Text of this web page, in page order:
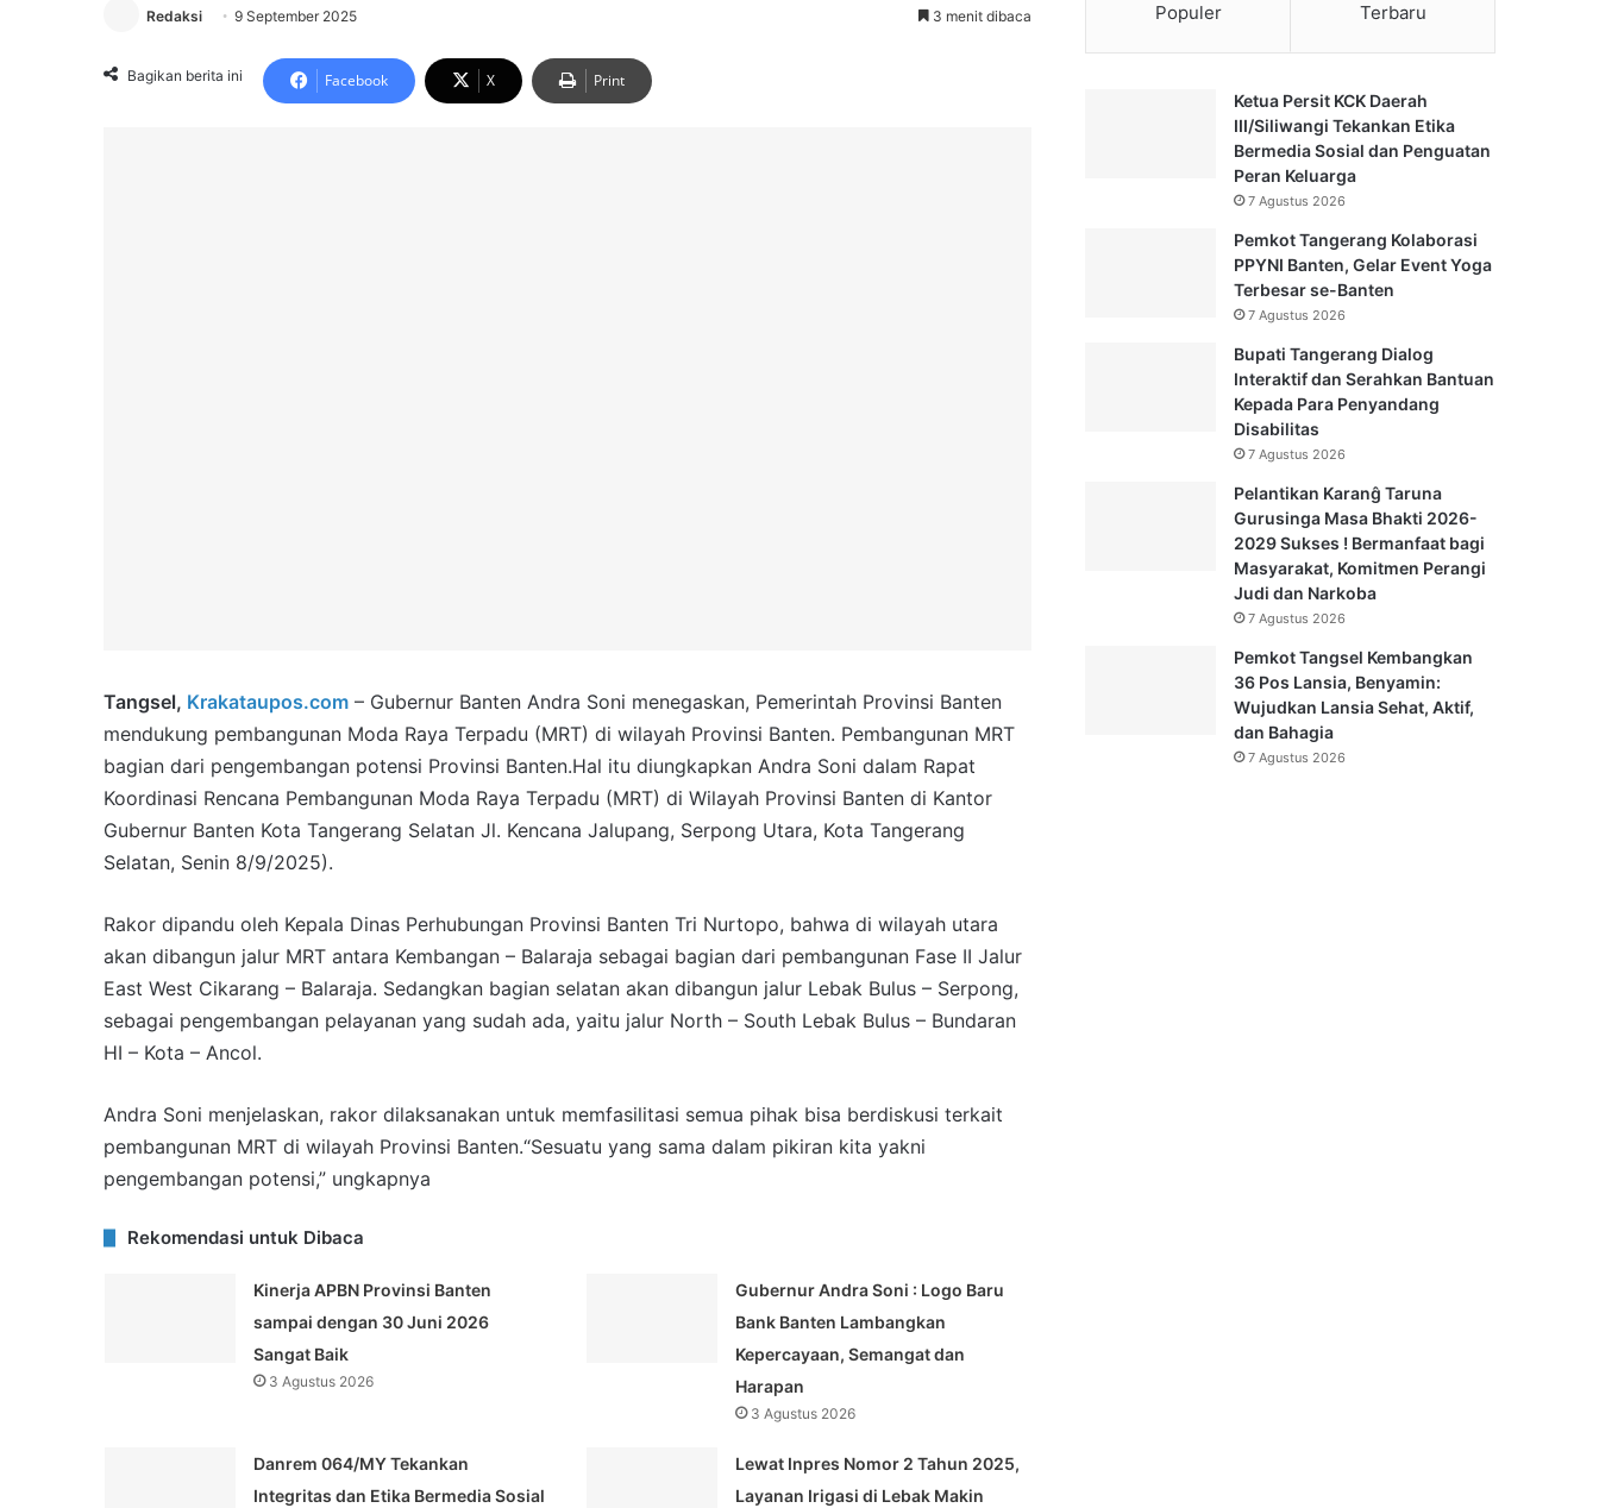
Redaksi 9 September 2025 3 menit dibaca
Bagikan berita ini Facebook X Print
Tangsel, Krakataupos.com – Gubernur Banten Andra Soni menegaskan, Pemerintah Provinsi Banten
mendukung pembangunan Moda Raya Terpadu (MRT) di wilayah Provinsi Banten. Pembangunan MRT
bagian dari pengembangan potensi Provinsi Banten.Hal itu diungkapkan Andra Soni dalam Rapat
Koordinasi Rencana Pembangunan Moda Raya Terpadu (MRT) di Wilayah Provinsi Banten di Kantor
Gubernur Banten Kota Tangerang Selatan Jl. Kencana Jalupang, Serpong Utara, Kota Tangerang
Selatan, Senin 8/9/2025).
Rakor dipandu oleh Kepala Dinas Perhubungan Provinsi Banten Tri Nurtopo, bahwa di wilayah utara
akan dibangun jalur MRT antara Kembangan – Balaraja sebagai bagian dari pembangunan Fase II Jalur
East West Cikarang – Balaraja. Sedangkan bagian selatan akan dibangun jalur Lebak Bulus – Serpong,
sebagai pengembangan pelayanan yang sudah ada, yaitu jalur North – South Lebak Bulus – Bundaran
HI – Kota – Ancol.
Andra Soni menjelaskan, rakor dilaksanakan untuk memfasilitasi semua pihak bisa berdiskusi terkait
pembangunan MRT di wilayah Provinsi Banten.“Sesuatu yang sama dalam pikiran kita yakni
pengembangan potensi,” ungkapnya
Rekomendasi untuk Dibaca
Kinerja APBN Provinsi Banten
sampai dengan 30 Juni 2026
Sangat Baik
3 Agustus 2026
Gubernur Andra Soni : Logo Baru
Bank Banten Lambangkan
Kepercayaan, Semangat dan
Harapan
3 Agustus 2026
Danrem 064/MY Tekankan
Integritas dan Etika Bermedia Sosial
Lewat Inpres Nomor 2 Tahun 2025,
Layanan Irigasi di Lebak Makin
Populer Terbaru
Ketua Persit KCK Daerah
III/Siliwangi Tekankan Etika
Bermedia Sosial dan Penguatan
Peran Keluarga
7 Agustus 2026
Pemkot Tangerang Kolaborasi
PPYNI Banten, Gelar Event Yoga
Terbesar se-Banten
7 Agustus 2026
Bupati Tangerang Dialog
Interaktif dan Serahkan Bantuan
Kepada Para Penyandang
Disabilitas
7 Agustus 2026
Pelantikan Karanĝ Taruna
Gurusinga Masa Bhakti 2026-
2029 Sukses ! Bermanfaat bagi
Masyarakat, Komitmen Perangi
Judi dan Narkoba
7 Agustus 2026
Pemkot Tangsel Kembangkan
36 Pos Lansia, Benyamin:
Wujudkan Lansia Sehat, Aktif,
dan Bahagia
7 Agustus 2026